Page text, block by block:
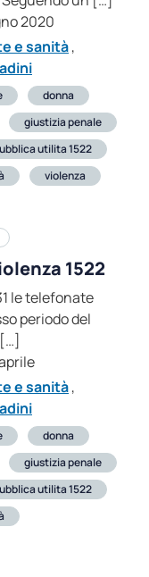
2020
e sanità,
donna
giustizia penale
utilita 1522
violenza
1522
le telefonate
periodo del
e sanità,
donna
giustizia penale
utilita 1522